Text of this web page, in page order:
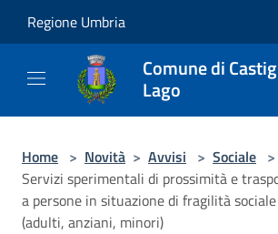
Regione Umbria
Comune di
Lago
Home > Novità > Avvisi > Sociale >
Servizi sperimentali di prossimità e
a persone in situazione di fragilità
(adulti, anziani, minori)